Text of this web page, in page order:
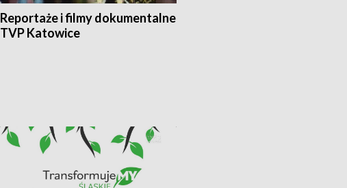
Reportaże i filmy dokumentalne
TVP Katowice